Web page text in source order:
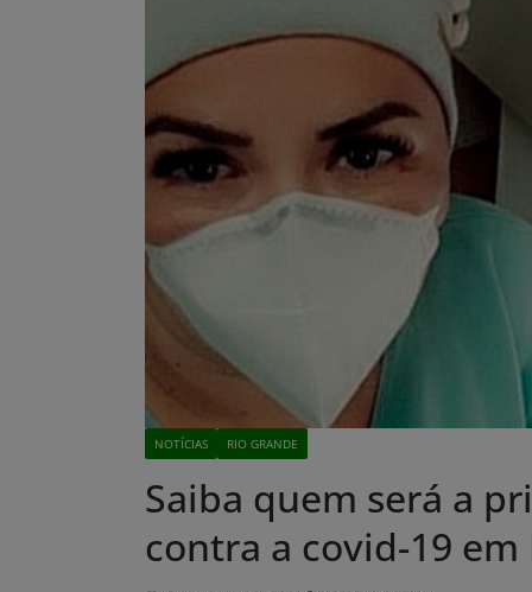
NOTÍCIAS RIO GRANDE
Saiba quem será a
contra a covid-19 em